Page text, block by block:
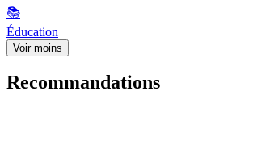
📚
Éducation
Voir moins
Recommandations